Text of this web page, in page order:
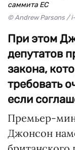
саммита ЕС
© Andrew Parsons /
При этом
депутатов
закона,
требовать
если
Премьер-
Джонсон